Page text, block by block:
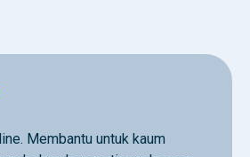
Membantu untuk kaum